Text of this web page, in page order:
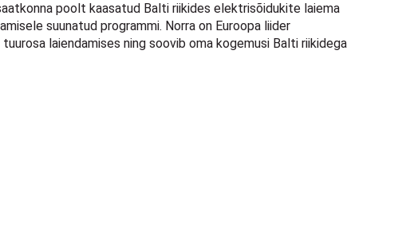
poolt kaasatud Balti riikides elektrisõidukite laiema
suunatud programmi. Norra on Euroopa liider
laiendamises ning soovib oma kogemusi Balti riikidega